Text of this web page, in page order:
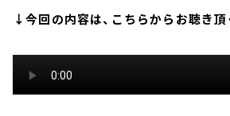
↓今回の内容は、こちらからお聴き